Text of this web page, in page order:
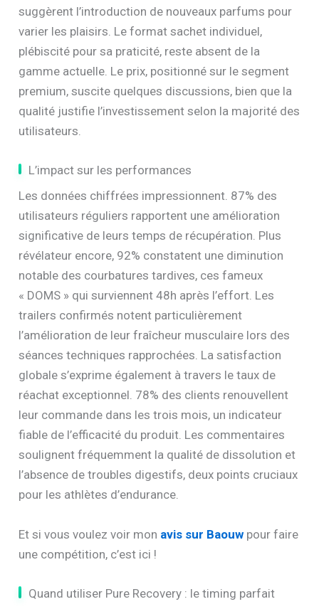
suggèrent l’introduction de nouveaux parfums pour
varier les plaisirs. Le format sachet individuel,
plébiscité pour sa praticité, reste absent de la
gamme actuelle. Le prix, positionné sur le segment
premium, suscite quelques discussions, bien que la
qualité justifie l’investissement selon la majorité des
utilisateurs.
L’impact sur les performances
Les données chiffrées impressionnent. 87% des
utilisateurs réguliers rapportent une amélioration
significative de leurs temps de récupération. Plus
révélateur encore, 92% constatent une diminution
notable des courbatures tardives, ces fameux
« DOMS » qui surviennent 48h après l’effort. Les
trailers confirmés notent particulièrement
l’amélioration de leur fraîcheur musculaire lors des
séances techniques rapprochées. La satisfaction
globale s’exprime également à travers le taux de
réachat exceptionnel. 78% des clients renouvellent
leur commande dans les trois mois, un indicateur
fiable de l’efficacité du produit. Les commentaires
soulignent fréquemment la qualité de dissolution et
l’absence de troubles digestifs, deux points cruciaux
pour les athlètes d’endurance.
Et si vous voulez voir mon avis sur Baouw pour faire
une compétition, c’est ici !
Quand utiliser Pure Recovery : le timing parfait